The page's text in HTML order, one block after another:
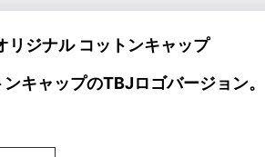
リジナル コットンキャップ
キャップのTBJロゴバージョン。